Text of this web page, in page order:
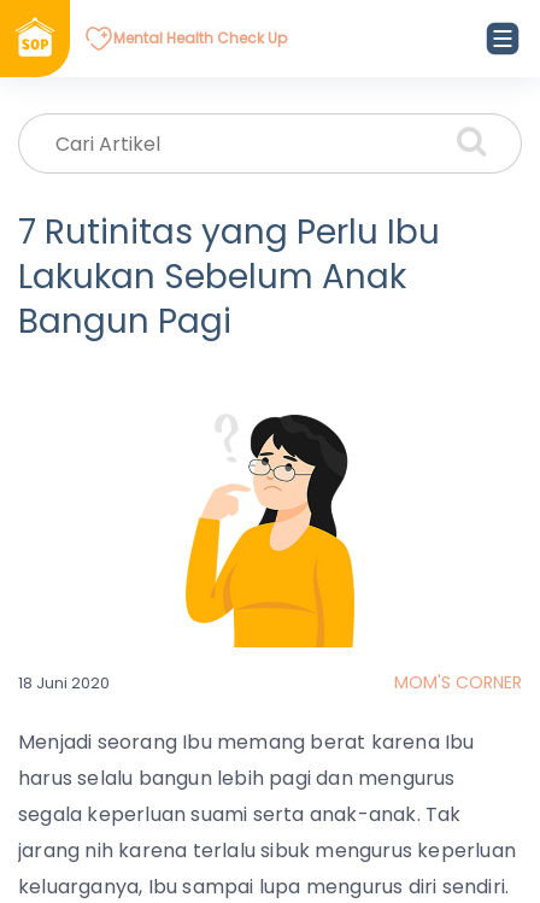
Mental Health Check Up
7 Rutinitas yang Perlu Ibu
Lakukan Sebelum Anak
Bangun Pagi
18 Juni 2020 MOM'S CORNER
Menjadi seorang Ibu memang berat karena Ibu
harus selalu bangun lebih pagi dan mengurus
segala keperluan suami serta anak-anak. Tak
jarang nih karena terlalu sibuk mengurus keperluan
keluarganya, Ibu sampai lupa mengurus diri sendiri.